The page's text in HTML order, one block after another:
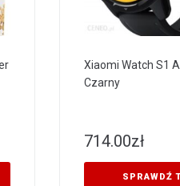
Xiaomi Watch S1
Czarny
714.00zł
SPRAWDŹ